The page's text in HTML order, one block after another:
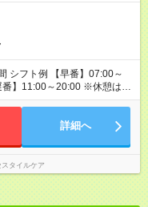
居住支援特別手当を含みま
歴のある場合、金額が変わ
シフト例 【早番】07:00～
】11:00～20:00 ※休憩は法
って前後します。 詳細の勤
16:00 【日勤】09:00～
の勤務時間についてはお問
詳細へ
タイルケア